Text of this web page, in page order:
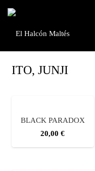
ITO, JUNJI
BLACK PARADOX
20,00 €